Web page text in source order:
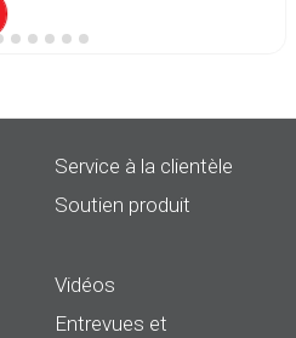
Service à la clientèle
Soutien produit
Vidéos
Entrevues et